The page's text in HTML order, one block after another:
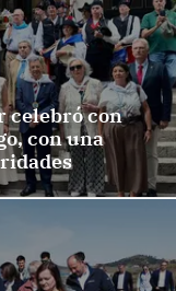
celebró con
con una